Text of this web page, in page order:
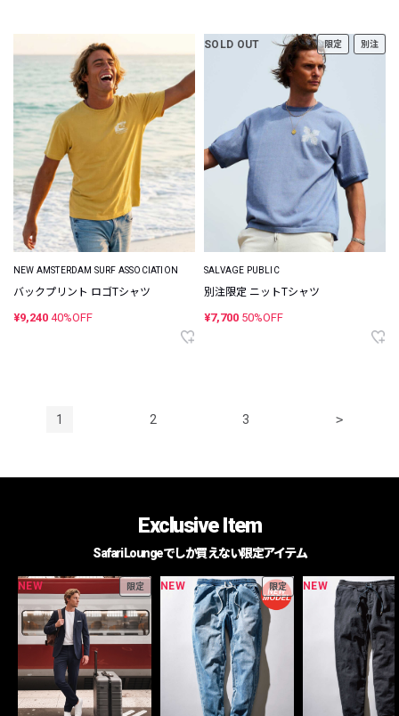
NEW AMSTERDAM SURF ASSOCIATION
バックプリント ロゴTシャツ
¥9,240 40%OFF
SOLD OUT 限定 別注
SALVAGE PUBLIC
別注限定 ニットTシャツ
¥7,700 50%OFF
1 2 3 >
Exclusive Item
Safari Loungeでしか買えない限定アイテム
NEW 限定 NEW 限定 NEW